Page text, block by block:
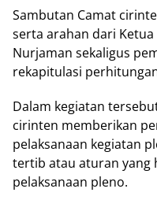
Sambutan Camat
serta arahan dari
Nurjaman sekaligus
rekapitulasi
Dalam kegiatan
cirinten memberikan
pelaksanaan kegiatan
tertib atau aturan yang
pelaksanaan pleno.